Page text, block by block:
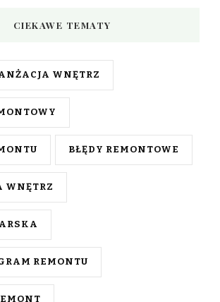
CIEKAWE TEMATY
WNĘTRZ
BŁĘDY REMONTOWE
WNĘTRZ
REMONTU